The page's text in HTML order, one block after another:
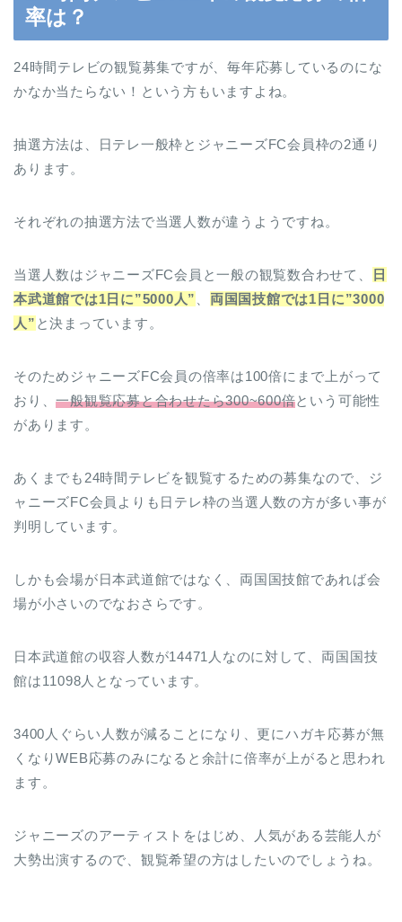
率は？
24時間テレビの観覧募集ですが、毎年応募しているのにな
かなか当たらない！という方もいますよね。
抽選方法は、日テレ一般枠とジャニーズFC会員枠の2通り
あります。
それぞれの抽選方法で当選人数が違うようですね。
当選人数はジャニーズFC会員と一般の観覧数合わせて、
日
本武道館では1日に”5000人”
両国国技館では1日に”3000
人” と決まっています。
そのためジャニーズFC会員の倍率は100倍にまで上がって
おり、一般観覧応募と合わせたら300~600倍という可能性
があります。
あくまでも24時間テレビを観覧するための募集なので、ジ
ャニーズFC会員よりも日テレ枠の当選人数の方が多い事が
判明しています。
しかも会場が日本武道館ではなく、両国国技館であれば会
場が小さいのでなおさらです。
日本武道館の収容人数が14471人なのに対して、両国国技
館は11098人となっています。
3400人ぐらい人数が減ることになり、更にハガキ応募が無
くなりWEB応募のみになると余計に倍率が上がると思われ
ます。
ジャニーズのアーティストをはじめ、人気がある芸能人が
大勢出演するので、観覧希望の方はしたいのでしょうね。